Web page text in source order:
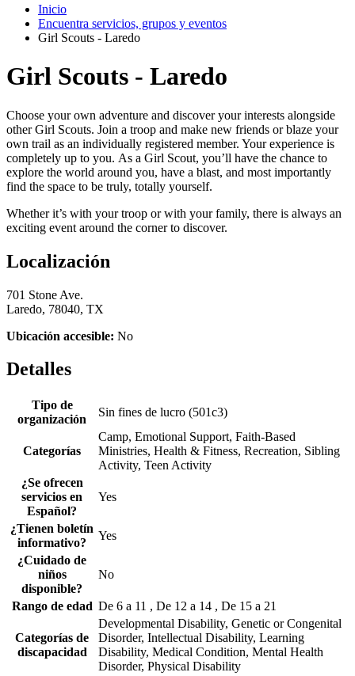
Inicio
Encuentra servicios, grupos y eventos
Girl Scouts - Laredo
Girl Scouts - Laredo
Choose your own adventure and discover your interests alongside
other Girl Scouts. Join a troop and make new friends or blaze your
own trail as an individually registered member. Your experience is
completely up to you. As a Girl Scout, you’ll have the chance to
explore the world around you, have a blast, and most importantly
find the space to be truly, totally yourself.
Whether it’s with your troop or with your family, there is always an
exciting event around the corner to discover.
Localización
701 Stone Ave.
Laredo, 78040, TX
Ubicación accesible: No
Detalles
Tipo de
organización
Sin fines de lucro (501c3)
Categorías
Camp, Emotional Support, Faith-Based
Ministries, Health & Fitness, Recreation, Sibling
Activity, Teen Activity
¿Se ofrecen
servicios en
Español?
Yes
¿Tienen boletín
informativo?
Yes
¿Cuidado de
niños
disponible?
No
Rango de edad De 6 a 11 , De 12 a 14 , De 15 a 21
Categorías de
discapacidad
Developmental Disability, Genetic or Congenital
Disorder, Intellectual Disability, Learning
Disability, Medical Condition, Mental Health
Disorder, Physical Disability